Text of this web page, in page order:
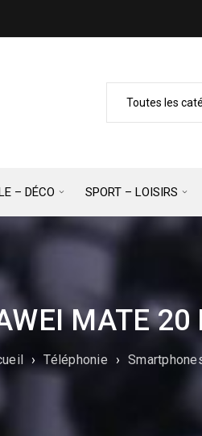
– DÉCO SPORT – LOISIRS
MATE 20
› Téléphonie ›